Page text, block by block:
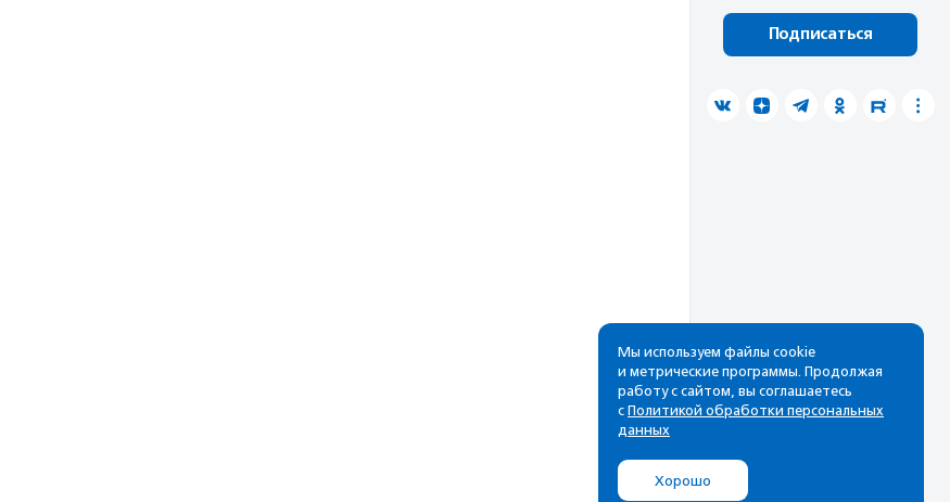
Подписаться
Мы используем файлы cookie
и метрические программы. Продолжая
работу с сайтом, вы соглашаетесь
с Политикой обработки персональных
данных
Хорошо